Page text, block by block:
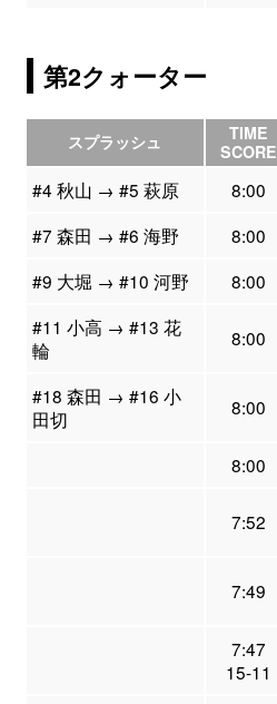
第2クォーター
スプラッシュ
TIME
SCORE
#4 秋山 → #5 萩原
8:00
#7 森田 → #6 海野
8:00
#9 大堀 → #10 河野
8:00
#11 小高 → #13 花
輪
8:00
#18 森田 → #16 小
田切
8:00
8:00
7:52
7:49
7:47
15-11